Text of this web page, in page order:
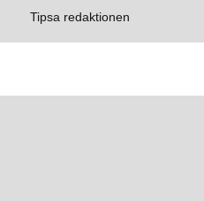
Tipsa redaktionen